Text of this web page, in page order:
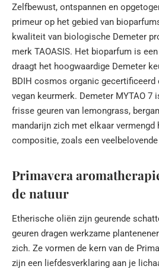
Zelfbewust, ontspannen en
primeur op het gebied van
kwaliteit van biologische Demeter
merk TAOASIS. Het bioparfum is
draagt het hoogwaardige Demeter
BDIH cosmos organic gecertificeerd
vegan keurmerk. Demeter MYTAO 7
frisse geuren van lemongrass,
mandarijn zich met elkaar vermengd
compositie, zoals een
Primavera
de natuur
Etherische oliën zijn geurende
geuren dragen werkzame
zich. Ze vormen de kern van de
zijn een liefdesverklaring aan je